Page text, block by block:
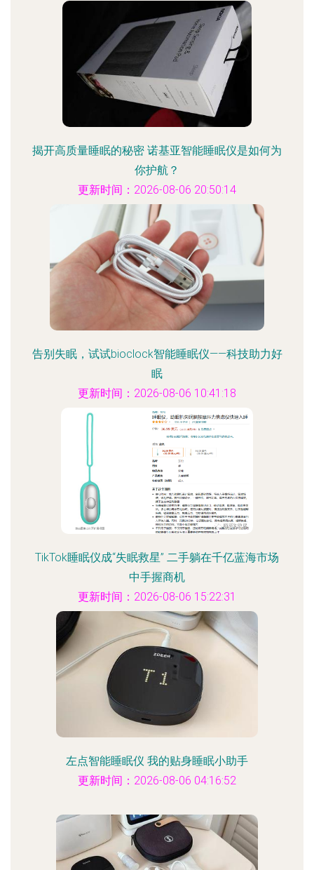
揭开高质量睡眠的秘密 诺基亚智能睡眠仪是如何为
你护航？
更新时间：2026-08-06 20:50:14
告别失眠，试试bioclock智能睡眠仪——科技助力好
眠
更新时间：2026-08-06 10:41:18
TikTok睡眠仪成“失眠救星” 二手躺在千亿蓝海市场
中手握商机
更新时间：2026-08-06 15:22:31
左点智能睡眠仪 我的贴身睡眠小助手
更新时间：2026-08-06 04:16:52